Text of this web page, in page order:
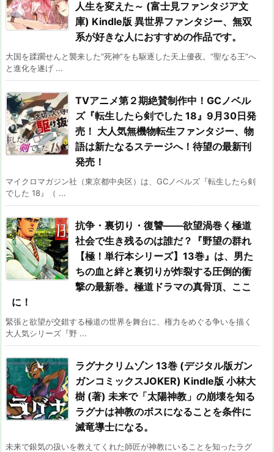
人生を変えた～ (富士見ファンタジア文
庫) Kindle版 異世界ファンタジー、無双
系が好きな人におすすめの作品です。
大国を蹂躙せんと襲来した“死神”をも駆逐した天上優夜。“聖なる王”へ
と進化を遂げ ...
TVアニメ第２期絶賛制作中！GCノベル
ズ『転生したら剣でした 18』9月30日発
売！ 大人気無機物転生ファンタジー、物
語は新たなるステージへ！待望の最新刊
発売！
マイクロマガジン社（東京都中央区）は、GCノベルズ『転生したら剣
でした 18』（ ...
抗争・裏切り・復讐――欲望渦巻く極道
社会で生き残るのは誰だ？『野望の群れ
【極！単行本シリーズ】13巻』は、男た
ちの血と絆と裏切りが炸裂する圧倒的衝
撃の最新巻。極道ドラマの真骨頂、ここ
に！
緊張と欲望が交錯する極道の世界を舞台に、権力をめぐる争いを描く
大人気シリーズ『野 ...
ラグナクリムゾン 13巻 (デジタル版ガン
ガンコミックスJOKER) Kindle版 小林大
樹 (著) 未来で「太陽神教」の崩壊を知る
ラグナは神教のボスになることを条件に
滅竜導士になる。
未来で銀気の扱いを教えてくれた師匠が神教にいることを知ったラグ